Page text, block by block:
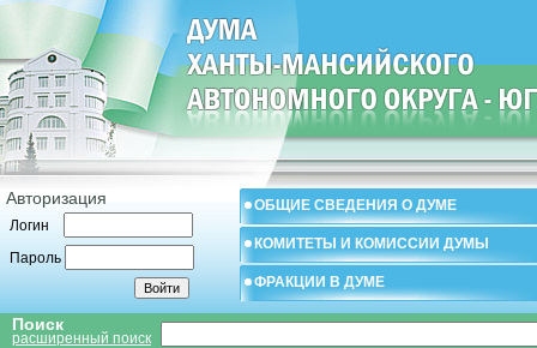
Авторизация
Логин
Пароль
ОБЩИЕ СВЕДЕНИЯ О ДУМЕ
КОМИТЕТЫ И КОМИССИИ ДУМЫ
ФРАКЦИИ В ДУМЕ
Поиск
расширенный поиск